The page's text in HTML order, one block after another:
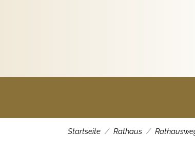
Startseite Rathaus